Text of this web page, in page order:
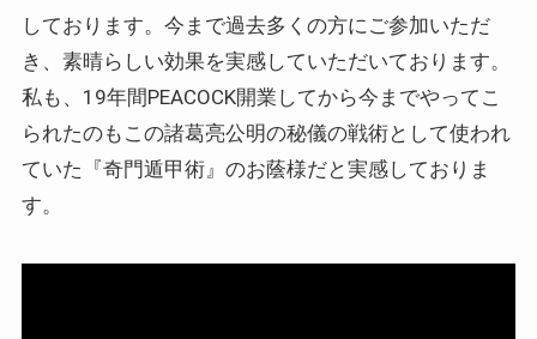
しております。今まで過去多くの方にご参加いただ
き、素晴らしい効果を実感していただいております。
私も、19年間PEACOCK開業してから今までやってこ
られたのもこの諸葛亮公明の秘儀の戦術として使われ
ていた『奇門遁甲術』のお蔭様だと実感しておりま
す。